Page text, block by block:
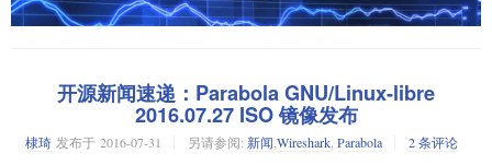
开源新闻速递：Parabola GNU/Linux-libre
2016.07.27 ISO 镜像发布
棣琦 发布于 2016-07-31 另请参阅: 新闻 Wireshark Parabola 2 条评论